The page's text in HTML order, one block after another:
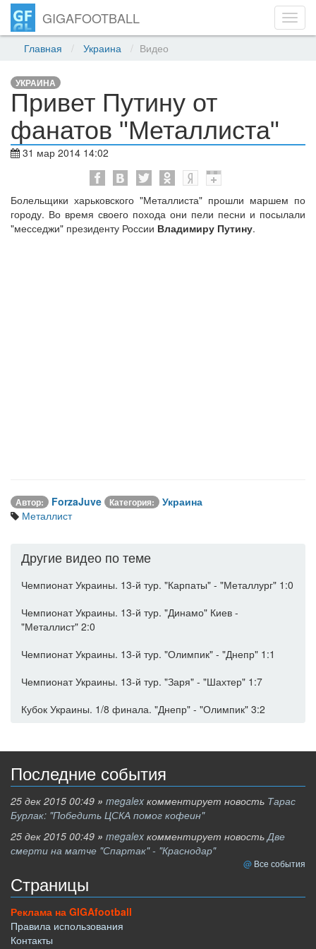
GIGAFOOTBALL
Главная Украина Видео
УКРАИНА
Привет Путину от
фанатов "Металлиста"
31 мар 2014 14:02
Болельщики харьковского "Металлиста" прошли маршем по
городу. Во время своего похода они пели песни и посылали
"месседжи" президенту России Владимиру Путину.
Автор: ForzaJuve Категория:
Украина
Металлист
Другие видео по теме
Чемпионат Украины. 13-й тур. "Карпаты" - "Металлург" 1:0
Чемпионат Украины. 13-й тур. "Динамо" Киев -
"Металлист" 2:0
Чемпионат Украины. 13-й тур. "Олимпик" - "Днепр" 1:1
Чемпионат Украины. 13-й тур. "Заря" - "Шахтер" 1:7
Кубок Украины. 1/8 финала. "Днепр" - "Олимпик" 3:2
Последние события
25 дек 2015 00:49 » megalex комментирует новость Тарас
Бурлак: "Победить ЦСКА помог кофеин"
25 дек 2015 00:49 » megalex комментирует новостьДве
смерти на матче "Спартак" - "Краснодар"
Все события
Страницы
Реклама на GIGAfootball
Правила использования
Контакты